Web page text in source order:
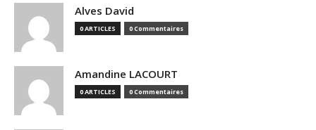
Alves David
0 ARTICLES 0 Commentaires
Amandine LACOURT
0 ARTICLES 0 Commentaires